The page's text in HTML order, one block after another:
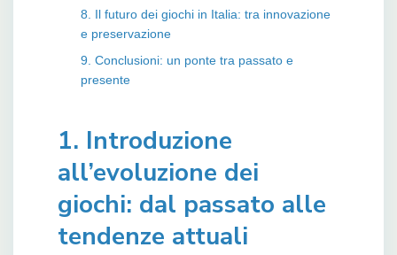
8. Il futuro dei giochi in Italia: tra innovazione
e preservazione
9. Conclusioni: un ponte tra passato e
presente
1. Introduzione
all’evoluzione dei
giochi: dal passato alle
tendenze attuali